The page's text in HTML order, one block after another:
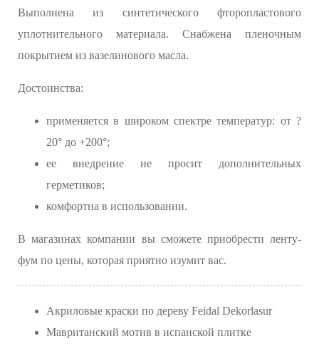
Выполнена из синтетического фторопластового
уплотнительного материала. Снабжена пленочным
покрытием из вазелинового масла.
Достоинства:
применяется в широком спектре температур: от ?
20° до +200°;
ее внедрение не просит дополнительных
герметиков;
комфортна в использовании.
В магазинах компании вы сможете приобрести ленту-
фум по цены, которая приятно изумит вас.
Акриловые краски по дереву Feidal Dekorlasur
Мавританский мотив в испанской плитке